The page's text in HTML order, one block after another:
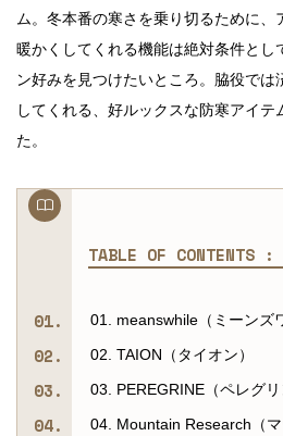
ム。冬本番の寒さを乗り切るために
暖かくしてくれる機能は絶対条件とし
ン好みを見つけたいところ。脇役で
してくれる、好ルックスな防寒アイテ
た。
TABLE OF CONTENTS :
01. meanswhile（ミーンズ
02. TAION（タイオン）
03. PEREGRINE（ペレグリ
04. Mountain Research（マ